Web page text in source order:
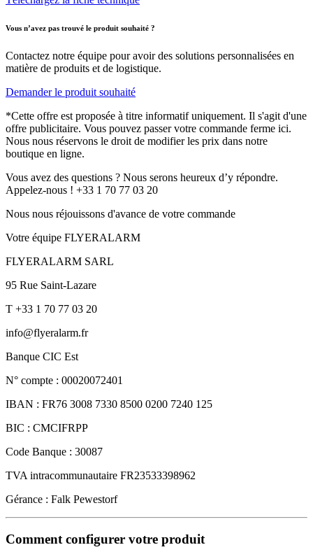
Vous n’avez pas trouvé le produit souhaité ?
Contactez notre équipe pour avoir des solutions personnalisées en
matière de produits et de logistique.
Demander le produit souhaité
*Cette offre est proposée à titre informatif uniquement. Il s'agit d'une
offre publicitaire. Vous pouvez passer votre commande ferme ici.
Nous nous réservons le droit de modifier les prix dans notre
boutique en ligne.
Vous avez des questions ? Nous serons heureux d’y répondre.
Appelez-nous ! +33 1 70 77 03 20
Nous nous réjouissons d'avance de votre commande
Votre équipe FLYERALARM
FLYERALARM SARL
95 Rue Saint-Lazare
T +33 1 70 77 03 20
info@flyeralarm.fr
Banque CIC Est
N° compte : 00020072401
IBAN : FR76 3008 7330 8500 0200 7240 125
BIC : CMCIFRPP
Code Banque : 30087
TVA intracommunautaire FR23533398962
Gérance : Falk Pewestorf
Comment configurer votre produit